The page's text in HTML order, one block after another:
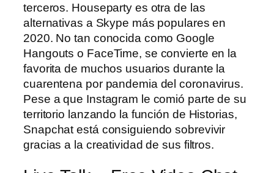
terceros. Houseparty es otra de las
alternativas a Skype más populares en
2020. No tan conocida como Google
Hangouts o FaceTime, se convierte en la
favorita de muchos usuarios durante la
cuarentena por pandemia del coronavirus.
Pese a que Instagram le comió parte de su
territorio lanzando la función de Historias,
Snapchat está consiguiendo sobrevivir
gracias a la creatividad de sus filtros.